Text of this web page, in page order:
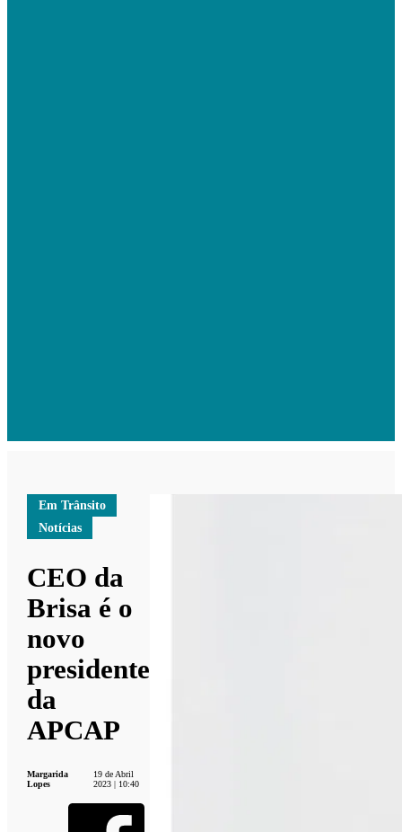
Em Trânsito
Notícias
CEO da
Brisa é o
novo
presidente
da
APCAP
Margarida
Lopes
19 de Abril
2023 | 10:40